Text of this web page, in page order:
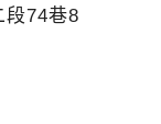
段74巷8